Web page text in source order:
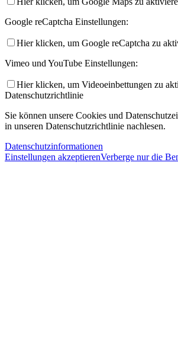
Google reCaptcha Einstellungen:
Hier klicken, um Google reCaptcha zu
Vimeo und YouTube Einstellungen:
Hier klicken, um Videoeinbettungen zu
Datenschutzrichtlinie
Sie können unsere Cookies und
in unseren Datenschutzrichtlinie nachlesen.
Datenschutzinformationen
Einstellungen akzeptierenVerberge nur die